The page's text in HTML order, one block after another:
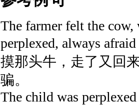
The farmer felt the cow,
perplexed, always
摸那头牛，走了又回
骗。
The child was